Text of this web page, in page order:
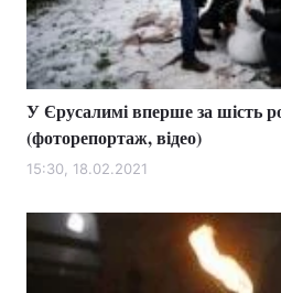
У Єрусалимі вперше за шість
(фоторепортаж, відео)
15:30, 18.02.2021